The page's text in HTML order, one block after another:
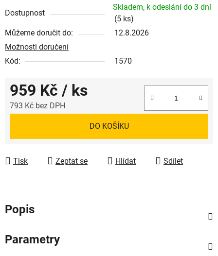
Dostupnost
Skladem, k odeslání do 3 dní
(5 ks)
Můžeme doručit do:
12.8.2026
Možnosti doručení
Kód:
1570
959 Kč / ks
793 Kč bez DPH
DO KOŠÍKU
Tisk Zeptat se Hlídat Sdílet
Popis
Parametry